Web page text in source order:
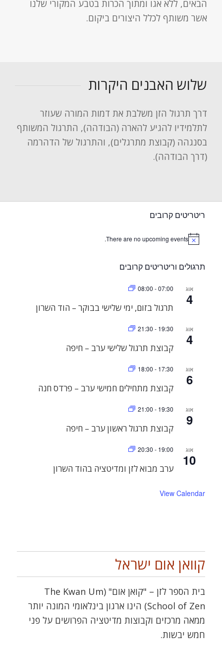
הבאים, ללא אגו ומתוך הכרות בטבע המקורי שלנו
אשר משותף לכלל היצורים ביקום.
שלוש האבנים היקרות
דרך תרגול הזן משלבת את דמות המורה שעוזר
לתלמידיו להגיע להארה (הבודהה), התרגול המשותף
בסנגהה (קבוצת מתרגלים), והתרגול של הדהרמה
(דרך הבודהה).
ריטריטים קרובים
Notice
There are no upcoming events.
תרגולים וריטריטים קרובים
אוג
4
07:00
-
08:00
תרגול בזום, ימי שלישי בבוקר – הוד השרון
אוג
4
19:30
-
21:30
קבוצת תרגול שלישי ערב – חיפה
אוג
6
17:30
-
18:00
קבוצת מתחילים חמישי ערב – פרדס חנה
אוג
9
19:30
-
21:00
קבוצת תרגול ראשון ערב – חיפה
אוג
10
19:00
-
20:30
ערב מבוא לזן ומדיטציה בהוד השרון
View Calendar
קוואן אום ישראל
בית הספר לזן – "קואן אום" (The Kwan Um
School of Zen) הינו ארגון בינלאומי המונה יותר
ממאה מרכזים וקבוצות מדיטציה הפרושים על פני
חמש יבשות.